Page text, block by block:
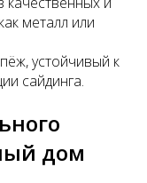
металл или
устойчивый к
сайдинга.
дом